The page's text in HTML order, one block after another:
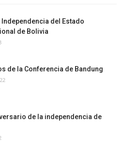
Independencia del Estado
de Bolivia
de la Conferencia de Bandung
de la independencia de